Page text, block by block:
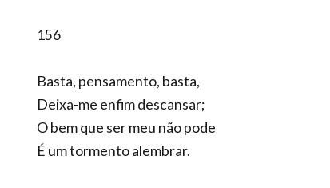
156
Basta, pensamento, basta,
Deixa-me enfim descansar;
O bem que ser meu não pode
É um tormento alembrar.